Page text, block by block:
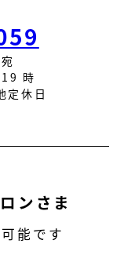
時
定休日
ンさま
能です